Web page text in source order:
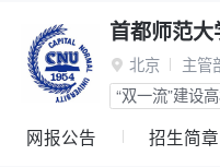
首都师范大
 北京 主管
“双一流”建设
网报公告 招生简章